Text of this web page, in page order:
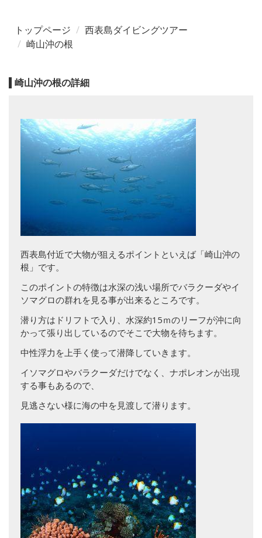
トップページ
西表島ダイビングツアー
崎山沖の根
崎山沖の根の詳細
西表島付近で大物が狙えるポイントといえば「崎山沖の
根」です。
このポイントの特徴は水深の浅い場所でバラクーダやイ
ソマグロの群れを見る事が出来るところです。
潜り方はドリフトで入り、水深約15ｍのリーフが沖に向
かって張り出しているのでそこで大物を待ちます。
中性浮力を上手く使って潜降していきます。
イソマグロやバラクーダだけでなく、ナポレオンが出現
する事もあるので、
見逃さない様に海の中を見渡して潜ります。